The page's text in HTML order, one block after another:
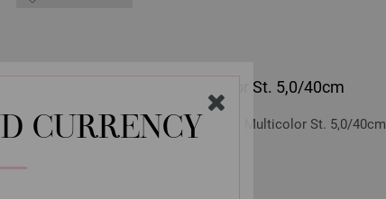
CURRENCY
Rundpinne Design-tre: Multicolor St. 5,0/40cm
LANA GROSSA Rundpinne Design-tre: Multicolor St. 5,0/40cm